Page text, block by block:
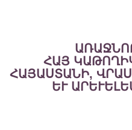
ՀԱՅ
ՀԱՅԱՍՏԱՆԻ,
ԵՒ